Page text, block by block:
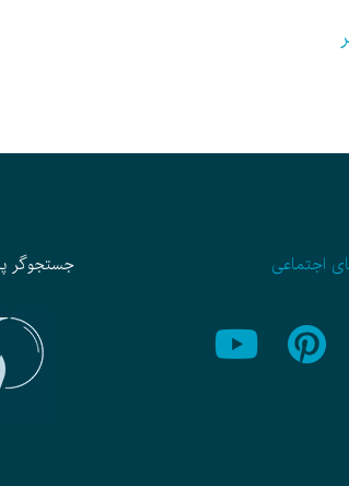
اجتماعی جستجوگر